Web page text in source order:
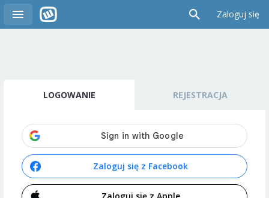
Zaloguj się
LOGOWANIE REJESTRACJA
Zaloguj się z Facebook